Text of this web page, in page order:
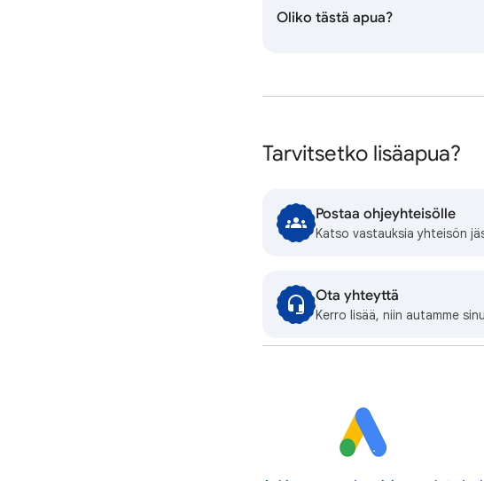
Oliko tästä apua?
Tarvitsetko lisäapua?
Postaa ohjeyhteisölle
Katso vastauksia yhteisön
Ota yhteyttä
Kerro lisää, niin autamme